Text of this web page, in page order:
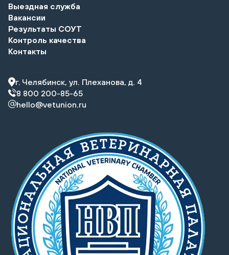
Выездная служба
Вакансии
Результаты СОУТ
Контроль качества
Контакты
г. Челябинск, ул. Плеханова, д. 4
8 800 200-85-65
hello@vetunion.ru